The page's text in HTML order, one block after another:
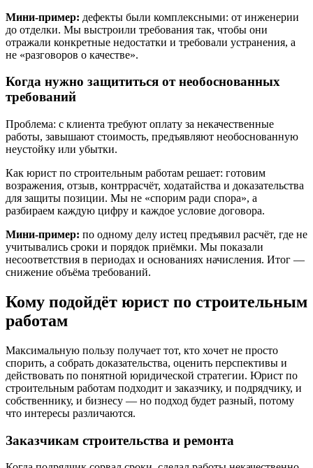
Мини-пример: дефекты были комплексными: от инженерии
до отделки. Мы выстроили требования так, чтобы они
отражали конкретные недостатки и требовали устранения, а
не «разговоров о качестве».
Когда нужно защититься от необоснованных
требований
Проблема: с клиента требуют оплату за некачественные
работы, завышают стоимость, предъявляют необоснованную
неустойку или убытки.
Как юрист по строительным работам решает: готовим
возражения, отзыв, контррасчёт, ходатайства и доказательства
для защиты позиции. Мы не «спорим ради спора», а
разбираем каждую цифру и каждое условие договора.
Мини-пример: по одному делу истец предъявил расчёт, где не
учитывались сроки и порядок приёмки. Мы показали
несоответствия в периодах и основаниях начисления. Итог —
снижение объёма требований.
Кому подойдёт юрист по строительным
работам
Максимальную пользу получает тот, кто хочет не просто
спорить, а собрать доказательства, оценить перспективы и
действовать по понятной юридической стратегии. Юрист по
строительным работам подходит и заказчику, и подрядчику, и
собственнику, и бизнесу — но подход будет разный, потому
что интересы различаются.
Заказчикам строительства и ремонта